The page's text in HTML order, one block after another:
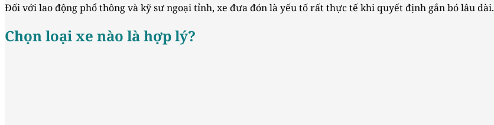
Đối với lao động phổ thông và kỹ sư ngoại tỉnh, xe đưa đón là yếu tố rất thực tế khi quyết định gắn bó lâu dài.
Chọn loại xe nào là hợp lý?